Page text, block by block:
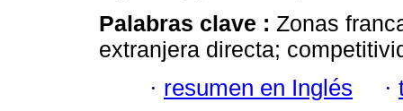
Palabras clave : Zonas
extranjera directa;
· resumen en Inglés ·